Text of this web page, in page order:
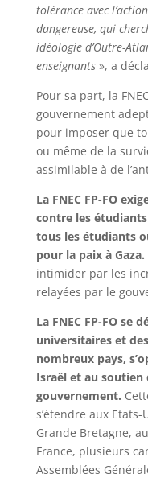
tolérance avec
dangereuse, qui
idéologie d’Outre-
enseignants», a
Pour sa part, la
gouvernement
pour imposer que
ou même de la
assimilable à de
La FNEC FP-FO
contre les
tous les étudiants
pour la paix à Gaza.
intimider par les
relayées par le
La FNEC FP-FO se
universitaires et
nombreux pays,
Israël et au
gouvernement.
s’étendre aux
Grande Bretagne,
France, plusieurs
Assemblées